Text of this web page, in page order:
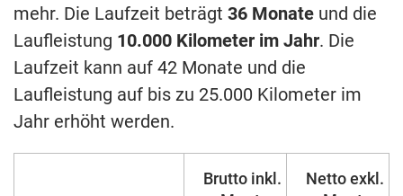
mehr. Die Laufzeit beträgt 36 Monate und die
Laufleistung 10.000 Kilometer im Jahr. Die
Laufzeit kann auf 42 Monate und die
Laufleistung auf bis zu 25.000 Kilometer im
Jahr erhöht werden.
Brutto inkl.
Netto exkl.